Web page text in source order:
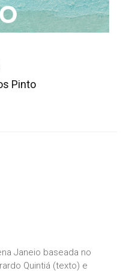
Pinto
Janeio baseada no
Quintiá (texto) e